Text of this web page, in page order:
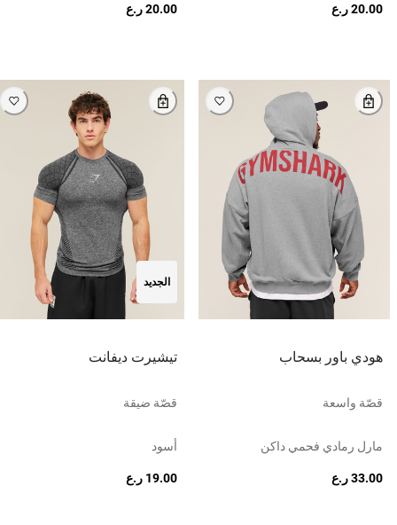
20.00 ر.ع 20.00 ر.ع
هودي باور بسحاب
قصّة واسعة
مارل رمادي فحمي داكن
33.00 ر.ع
الجديد
تيشيرت ديفانت
قصّة ضيقة
أسود
19.00 ر.ع